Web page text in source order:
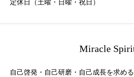
定休日（土曜・日曜・祝日）
Miracle
自己啓発・自己研磨・自己成長を求め